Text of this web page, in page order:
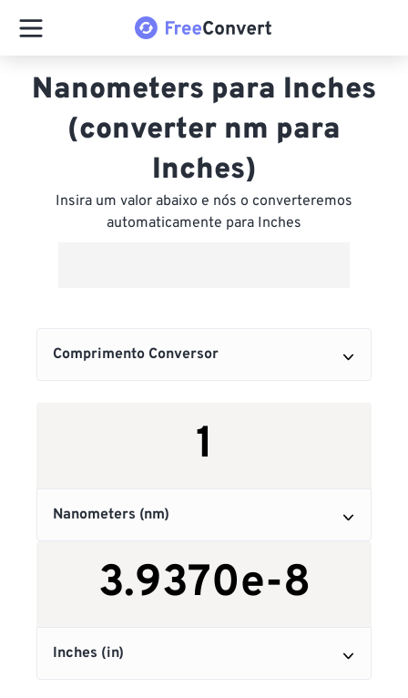
Nanometers para Inches
(converter nm para
Inches)
Insira um valor abaixo e nós o converteremos
automaticamente para Inches